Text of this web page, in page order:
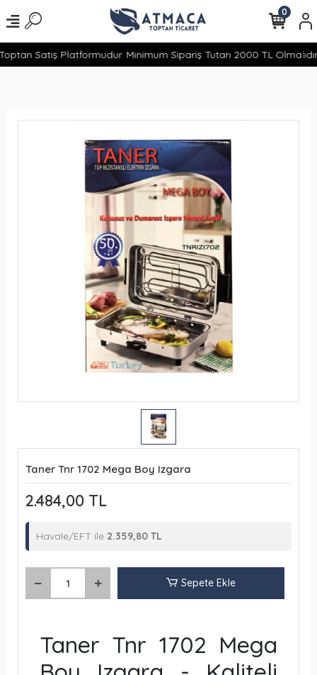
Satış Platformudur. Minimum Sipariş Tutarı 2000 TL Olmalıdır.
0
Taner Tnr 1702 Mega Boy Izgara
2.484,00 TL
Havale/EFT ile 2.359,80 TL
Sepete Ekle
Taner Tnr 1702 Mega